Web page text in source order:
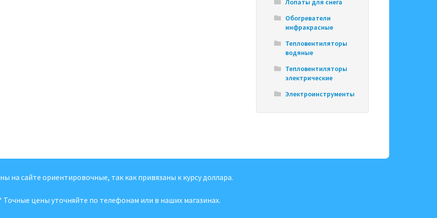
Лопаты для снега
Обогреватели
инфракрасные
Тепловентиляторы
водяные
Тепловентиляторы
электрические
Электроинструменты
на сайте ориентировочные, так как привязаны к курсу доллара.
Точные цены уточняйте по телефонам или в наших магазинах.